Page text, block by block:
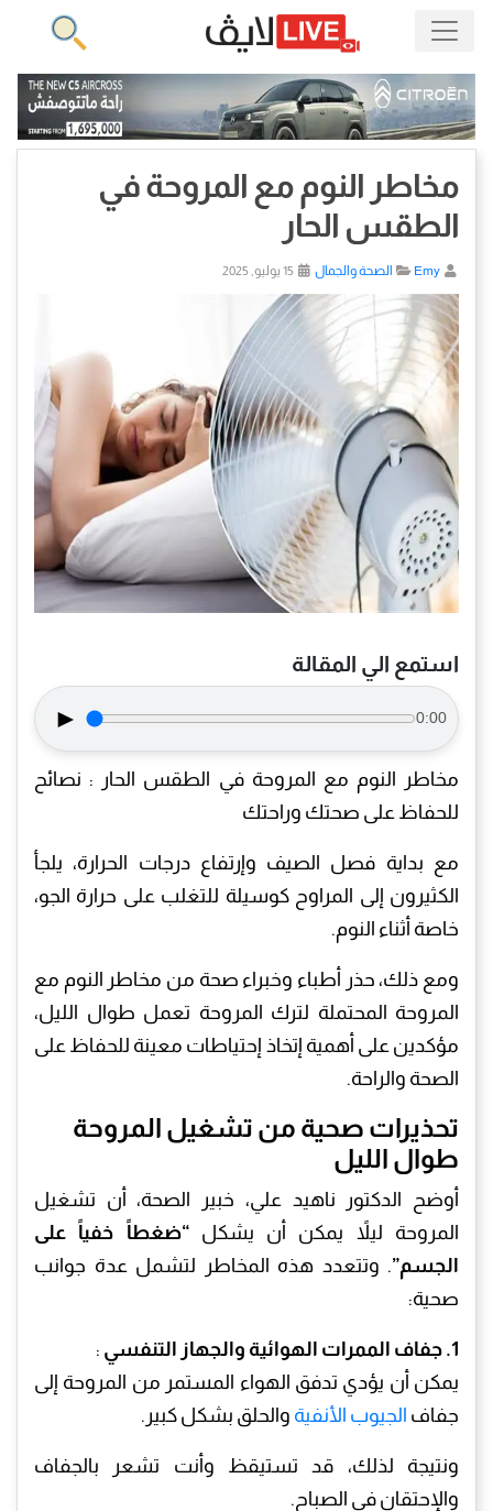
مخاطر النوم مع المروحة في
الطقس الحار
Emy الصحة والجمال
استمع الي المقالة
► 0:00
مخاطر النوم مع المروحة في الطقس الحار : نصائح
للحفاظ على صحتك وراحتك
مع بداية فصل الصيف وإرتفاع درجات الحرارة، يلجأ
الكثيرون إلى المراوح كوسيلة للتغلب على حرارة الجو،
خاصة أثناء النوم.
ومع ذلك، حذر أطباء وخبراء صحة من مخاطر النوم مع
المروحة المحتملة لترك المروحة تعمل طوال الليل،
مؤكدين على أهمية إتخاذ إحتياطات معينة للحفاظ على
الصحة والراحة.
تحذيرات صحية من تشغيل المروحة
طوال الليل
أوضح الدكتور ناهيد علي، خبير الصحة، أن تشغيل
المروحة ليلاً يمكن أن يشكل“ضغطاً خفياً على
الجسم”. وتتعدد هذه المخاطر لتشمل عدة جوانب
صحية:
1. جفاف الممرات الهوائية والجهاز التنفسي
:
يمكن أن يؤدي تدفق الهواء المستمر من المروحة إلى
جفاف الجيوب الأنفية والحلق بشكل كبير.
ونتيجة لذلك، قد تستيقظ وأنت تشعر بالجفاف
والإحتقان في الصباح.